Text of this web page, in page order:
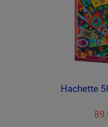
Hachette